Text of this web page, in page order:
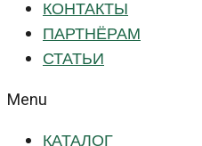
КОНТАКТЫ
ПАРТНЁРАМ
СТАТЬИ
Menu
КАТАЛОГ